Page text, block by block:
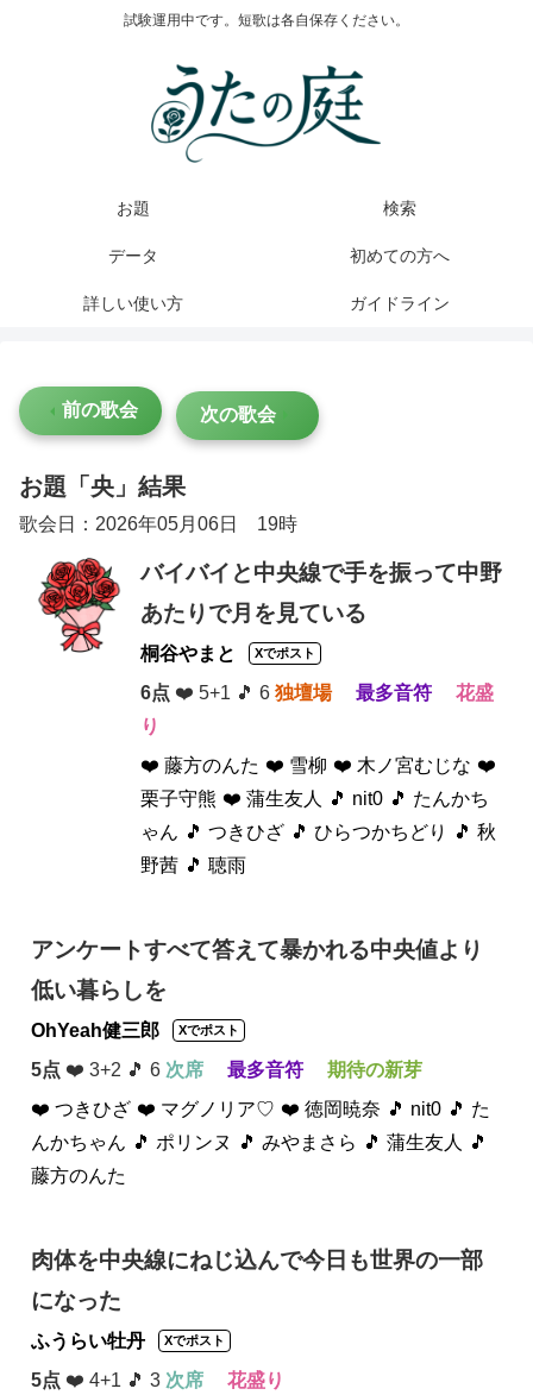
試験運用中です。短歌は各自保存ください。
お題 検索
データ 初めての方へ
詳しい使い方 ガイドライン
前の歌会 次の歌会
お題「央」結果
歌会日：2026年05月06日 19時
バイバイと中央線で手を振って中野
あたりで月を見ている
桐谷やまと Xでポスト
6点 ❤️ 5+1 🎵 6 独壇場 最多音符
花盛
り
❤️ 藤方のんた ❤️ 雪柳 ❤️ 木ノ宮むじな ❤️
栗子守熊 ❤️ 蒲生友人 🎵 nit0 🎵 たんかち
ゃん 🎵 つきひざ 🎵 ひらつかちどり
🎵 秋
野茜 🎵 聴雨
アンケートすべて答えて暴かれる中央値より
低い暮らしを
OhYeah健三郎 Xでポスト
5点 ❤️ 3+2 🎵 6 次席 最多音符
期待の新芽
❤️ つきひざ ❤️ マグノリア♡ ❤️ 徳岡暁奈 🎵 nit0 🎵 た
んかちゃん 🎵 ポリンヌ 🎵 みやまさら 🎵 蒲生友人
🎵
藤方のんた
肉体を中央線にねじ込んで今日も世界の一部
になった
ふうらい牡丹 Xでポスト
5点 ❤️ 4+1 🎵 3 次席
花盛り